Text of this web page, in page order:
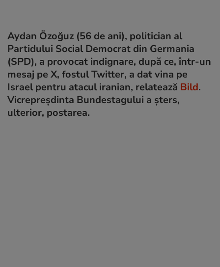
Aydan Özoğuz (56 de ani), politician al
Partidului Social Democrat din Germania
(SPD), a provocat indignare, după ce, într-un
mesaj pe X, fostul Twitter, a dat vina pe
Israel pentru atacul iranian, relatează Bild.
Vicrepreșdinta Bundestagului a șters,
ulterior, postarea.